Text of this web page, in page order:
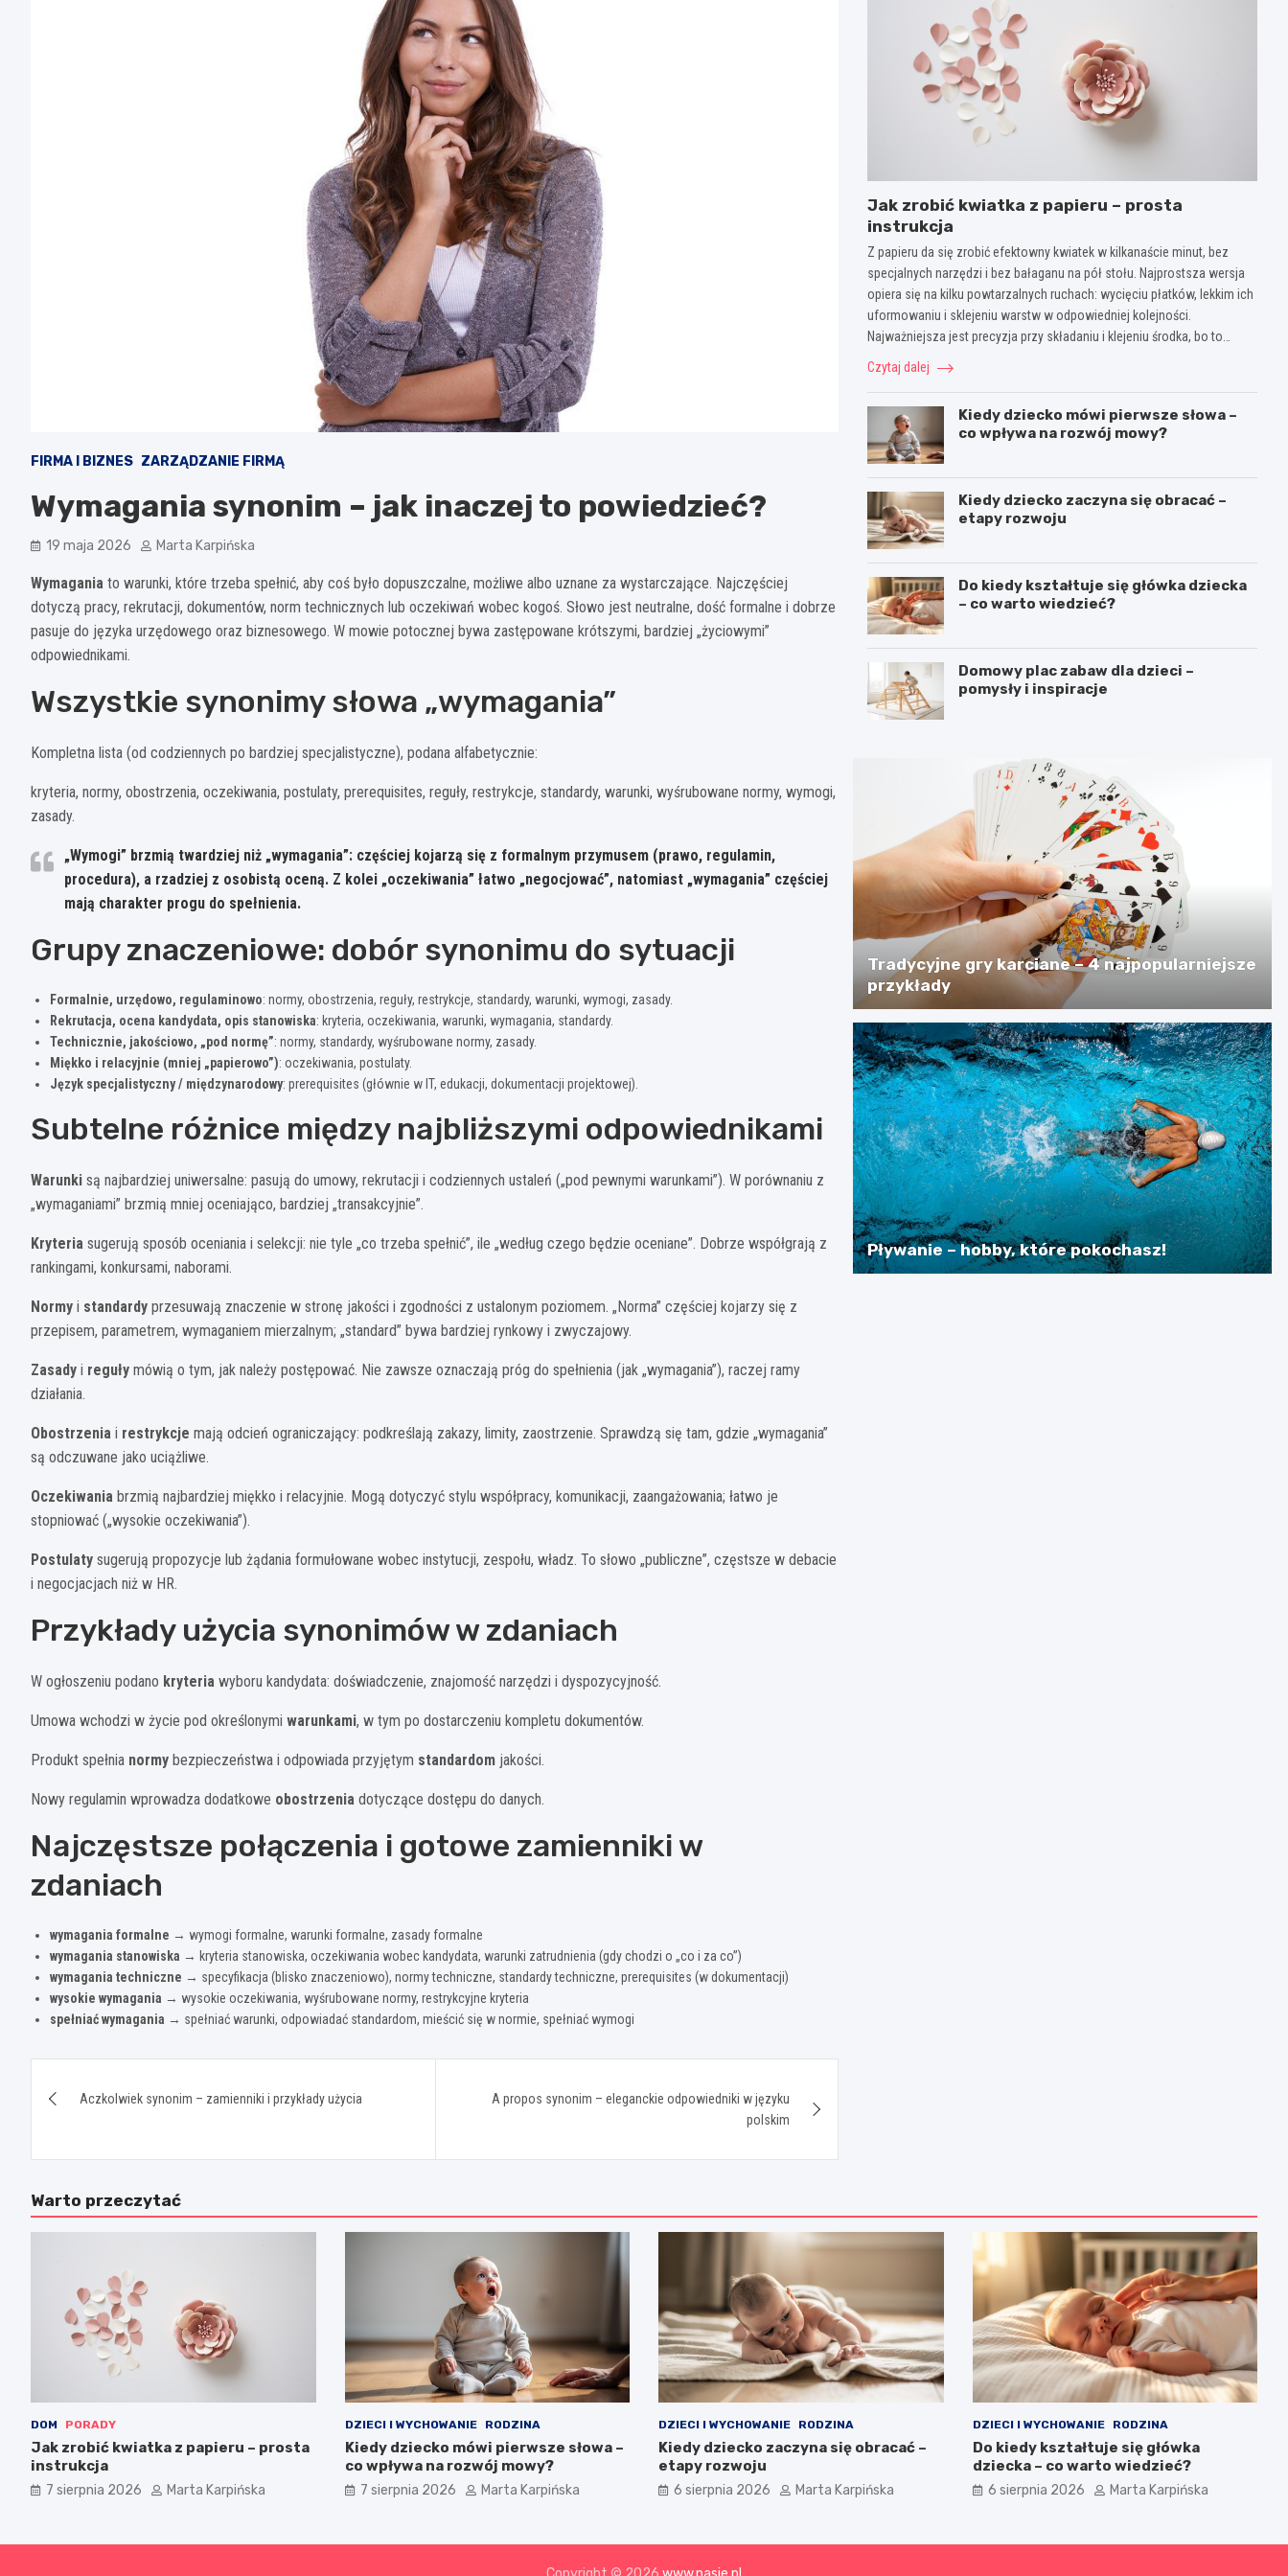
FIRMA I BIZNES ZARZĄDZANIE FIRMĄ
Wymagania synonim – jak inaczej to powiedzieć?
19 maja 2026 Marta Karpińska
Wymagania to warunki, które trzeba spełnić, aby coś było dopuszczalne, możliwe albo uznane za wystarczające. Najczęściej
dotyczą pracy, rekrutacji, dokumentów, norm technicznych lub oczekiwań wobec kogoś. Słowo jest neutralne, dość formalne i dobrze
pasuje do języka urzędowego oraz biznesowego. W mowie potocznej bywa zastępowane krótszymi, bardziej „życiowymi”
odpowiednikami.
Wszystkie synonimy słowa „wymagania”
Kompletna lista (od codziennych po bardziej specjalistyczne), podana alfabetycznie:
kryteria, normy, obostrzenia, oczekiwania, postulaty, prerequisites, reguły, restrykcje, standardy, warunki, wyśrubowane normy, wymogi,
zasady.
„Wymogi” brzmią twardziej niż „wymagania”: częściej kojarzą się z formalnym przymusem (prawo, regulamin,
procedura), a rzadziej z osobistą oceną. Z kolei „oczekiwania” łatwo „negocjować”, natomiast „wymagania” częściej
mają charakter progu do spełnienia.
Grupy znaczeniowe: dobór synonimu do sytuacji
Formalnie, urzędowo, regulaminowo: normy, obostrzenia, reguły, restrykcje, standardy, warunki, wymogi, zasady.
Rekrutacja, ocena kandydata, opis stanowiska: kryteria, oczekiwania, warunki, wymagania, standardy.
Technicznie, jakościowo, „pod normę”: normy, standardy, wyśrubowane normy, zasady.
Miękko i relacyjnie (mniej „papierowo”): oczekiwania, postulaty.
Język specjalistyczny / międzynarodowy: prerequisites (głównie w IT, edukacji, dokumentacji projektowej).
Subtelne różnice między najbliższymi odpowiednikami
Warunki są najbardziej uniwersalne: pasują do umowy, rekrutacji i codziennych ustaleń („pod pewnymi warunkami”). W porównaniu z
„wymaganiami” brzmią mniej oceniająco, bardziej „transakcyjnie”.
Kryteria sugerują sposób oceniania i selekcji: nie tyle „co trzeba spełnić”, ile „według czego będzie oceniane”. Dobrze współgrają z
rankingami, konkursami, naborami.
Normy i standardy przesuwają znaczenie w stronę jakości i zgodności z ustalonym poziomem. „Norma” częściej kojarzy się z
przepisem, parametrem, wymaganiem mierzalnym; „standard” bywa bardziej rynkowy i zwyczajowy.
Zasady i reguły mówią o tym, jak należy postępować. Nie zawsze oznaczają próg do spełnienia (jak „wymagania”), raczej ramy
działania.
Obostrzenia i restrykcje mają odcień ograniczający: podkreślają zakazy, limity, zaostrzenie. Sprawdzą się tam, gdzie „wymagania”
są odczuwane jako uciążliwe.
Oczekiwania brzmią najbardziej miękko i relacyjnie. Mogą dotyczyć stylu współpracy, komunikacji, zaangażowania; łatwo je
stopniować („wysokie oczekiwania”).
Postulaty sugerują propozycje lub żądania formułowane wobec instytucji, zespołu, władz. To słowo „publiczne”, częstsze w debacie
i negocjacjach niż w HR.
Przykłady użycia synonimów w zdaniach
W ogłoszeniu podano kryteria wyboru kandydata: doświadczenie, znajomość narzędzi i dyspozycyjność.
Umowa wchodzi w życie pod określonymi warunkami, w tym po dostarczeniu kompletu dokumentów.
Produkt spełnia normy bezpieczeństwa i odpowiada przyjętym standardom jakości.
Nowy regulamin wprowadza dodatkowe obostrzenia dotyczące dostępu do danych.
Najczęstsze połączenia i gotowe zamienniki w
zdaniach
wymagania formalne → wymogi formalne, warunki formalne, zasady formalne
wymagania stanowiska → kryteria stanowiska, oczekiwania wobec kandydata, warunki zatrudnienia (gdy chodzi o „co i za co”)
wymagania techniczne → specyfikacja (blisko znaczeniowo), normy techniczne, standardy techniczne, prerequisites (w dokumentacji)
wysokie wymagania → wysokie oczekiwania, wyśrubowane normy, restrykcyjne kryteria
spełniać wymagania → spełniać warunki, odpowiadać standardom, mieścić się w normie, spełniać wymogi
wpisuAczkolwiek synonim – zamienniki i przykłady użycia
A propos synonim – eleganckie odpowiedniki w języku
polskim
Jak zrobić kwiatka z papieru – prosta
instrukcja
Z papieru da się zrobić efektowny kwiatek w kilkanaście minut, bez
specjalnych narzędzi i bez bałaganu na pół stołu. Najprostsza wersja
opiera się na kilku powtarzalnych ruchach: wycięciu płatków, lekkim ich
uformowaniu i sklejeniu warstw w odpowiedniej kolejności.
Najważniejsza jest precyzja przy składaniu i klejeniu środka, bo to…
Czytaj dalej
Kiedy dziecko mówi pierwsze słowa –
co wpływa na rozwój mowy?
Kiedy dziecko zaczyna się obracać –
etapy rozwoju
Do kiedy kształtuje się główka dziecka
– co warto wiedzieć?
Domowy plac zabaw dla dzieci –
pomysły i inspiracje
Tradycyjne gry karciane – 4 najpopularniejsze
przykłady
Pływanie – hobby, które pokochasz!
Warto przeczytać
DOM PORADY
Jak zrobić kwiatka z papieru – prosta
instrukcja
7 sierpnia 2026 Marta Karpińska
DZIECI I WYCHOWANIE RODZINA
Kiedy dziecko mówi pierwsze słowa –
co wpływa na rozwój mowy?
7 sierpnia 2026 Marta Karpińska
DZIECI I WYCHOWANIE RODZINA
Kiedy dziecko zaczyna się obracać –
etapy rozwoju
6 sierpnia 2026 Marta Karpińska
DZIECI I WYCHOWANIE RODZINA
Do kiedy kształtuje się główka
dziecka – co warto wiedzieć?
6 sierpnia 2026 Marta Karpińska